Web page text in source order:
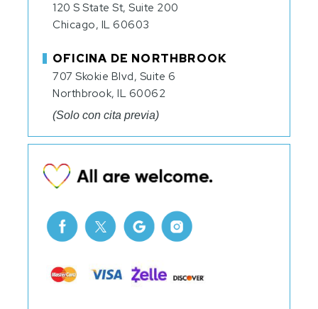
120 S State St, Suite 200
Chicago, IL 60603
OFICINA DE NORTHBROOK
707 Skokie Blvd, Suite 6
Northbrook, IL 60062
(Solo con cita previa)